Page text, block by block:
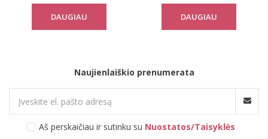
DAUGIAU DAUGIAU
Naujienlaiškio prenumerata
Aš perskaičiau ir sutinku su Nuostatos/Taisyklės